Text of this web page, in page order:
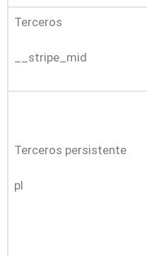
Terceros
__stripe_mid
Terceros persistente
pl